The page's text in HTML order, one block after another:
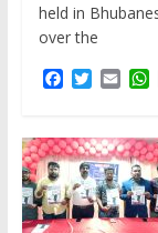
held in
over the
F
e
b
o
o
k
T
t
t
e
r
E
i
l
t
s